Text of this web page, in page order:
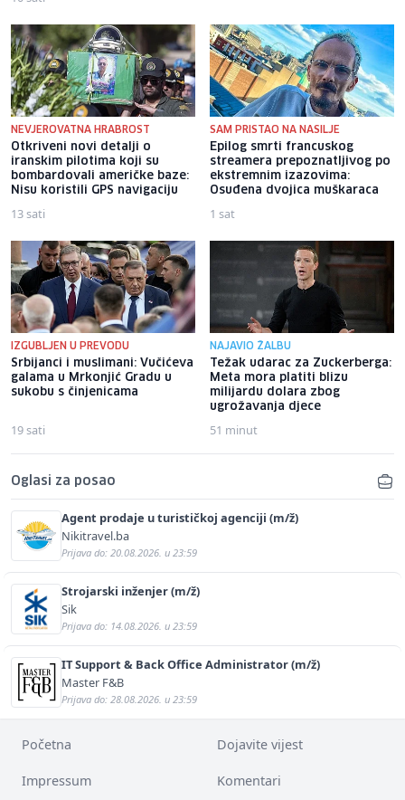
NEVJEROVATNA HRABROST
Otkriveni novi detalji o
iranskim pilotima koji su
bombardovali američke baze:
Nisu koristili GPS navigaciju
13 sati
SAM PRISTAO NA NASILJE
Epilog smrti francuskog
streamera prepoznatljivog po
ekstremnim izazovima:
Osuđena dvojica muškaraca
1 sat
IZGUBLJEN U PREVODU
Srbijanci i muslimani: Vučićeva
galama u Mrkonjić Gradu u
sukobu s činjenicama
19 sati
NAJAVIO ŽALBU
Težak udarac za Zuckerberga:
Meta mora platiti blizu
milijardu dolara zbog
ugrožavanja djece
51 minut
Oglasi za posao
Agent prodaje u turističkoj agenciji (m/ž)
Nikitravel.ba
Prijava do: 20.08.2026. u 23:59
Strojarski inženjer (m/ž)
Sik
Prijava do: 14.08.2026. u 23:59
IT Support & Back Office Administrator (m/ž)
Master F&B
Prijava do: 28.08.2026. u 23:59
Početna Dojavite vijest
Impressum Komentari